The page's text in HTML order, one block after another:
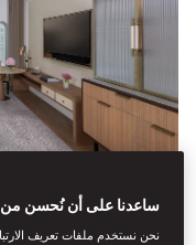
ساعدنا على أن نُحسن من
نحن نستخدم ملفات تعريف